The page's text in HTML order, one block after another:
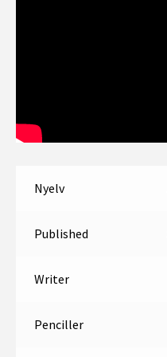
Nyelv
Published
Writer
Penciller